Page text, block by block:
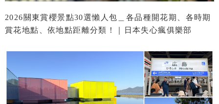
2026關東賞櫻景點30選懶人包＿各品種開花期、各時期
賞花地點、依地點距離分類！｜日本失心瘋俱樂部